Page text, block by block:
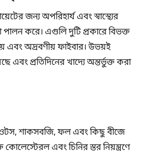
জন্য অপরিহার্য এবং স্বাস্থ্যের
পালন করে। এগুলি দুটি প্রকারে বিভক্ত
এবং অদ্রবণীয় ফাইবার। উভয়ই
এবং প্রতিদিনের খাদ্যে অন্তর্ভুক্ত করা
শাকসবজি, ফল এবং কিছু বীজে
কোলেস্টেরল এবং চিনির স্তর নিয়ন্ত্রণে